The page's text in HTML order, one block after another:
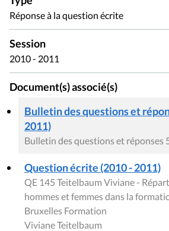
Réponse à la question écrite
Session
2010 - 2011
Document(s) associé(s)
Bulletin des questions et
2011)
Bulletin des questions et réponses
Question écrite (2010 - 2011)
QE 145 Teitelbaum Viviane -
hommes et femmes dans la
Bruxelles Formation
Viviane Teitelbaum